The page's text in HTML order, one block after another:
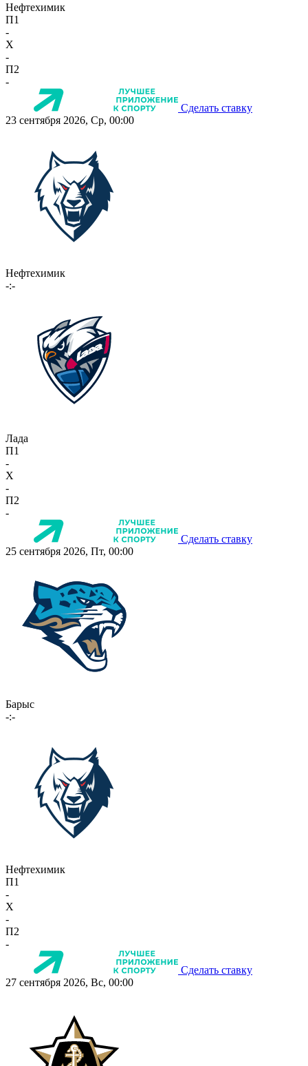
Нефтехимик
П1
-
X
-
П2
-
Сделать ставку
23 сентября 2026, Ср, 00:00
Нефтехимик
-:-
Лада
П1
-
X
-
П2
-
Сделать ставку
25 сентября 2026, Пт, 00:00
Барыс
-:-
Нефтехимик
П1
-
X
-
П2
-
Сделать ставку
27 сентября 2026, Вс, 00:00